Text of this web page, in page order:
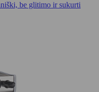
be glitimo ir sukurti